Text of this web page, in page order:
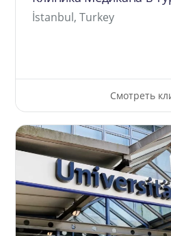
İstanbul, Turkey
Смотреть